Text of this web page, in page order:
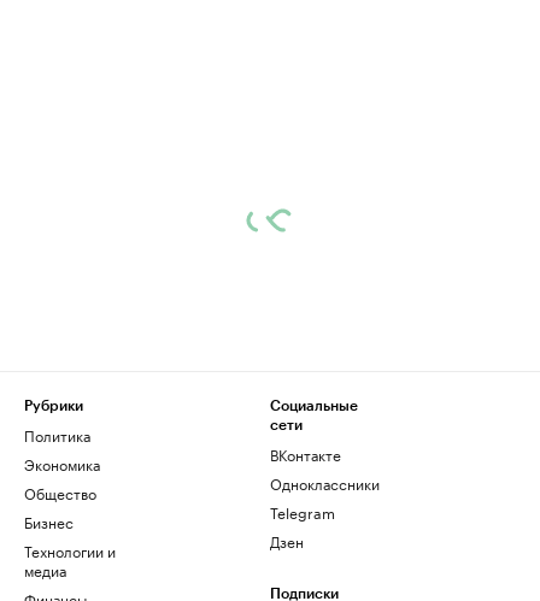
Рубрики
Политика
Экономика
Общество
Бизнес
Технологии и
медиа
Социальные
сети
ВКонтакте
Одноклассники
Telegram
Дзен
Подписки